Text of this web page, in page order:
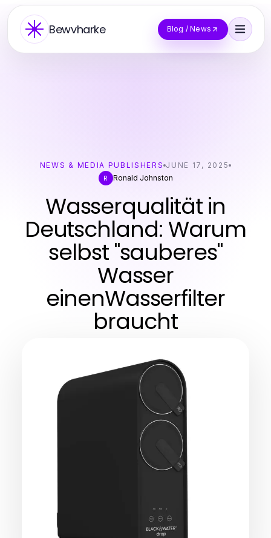
Bewvharke Blog / News
NEWS & MEDIA PUBLISHERS JUNE 17, 2025
R
Ronald Johnston
Wasserqualität in
Deutschland: Warum
selbst "sauberes"
Wasser
einenWasserfilter
braucht